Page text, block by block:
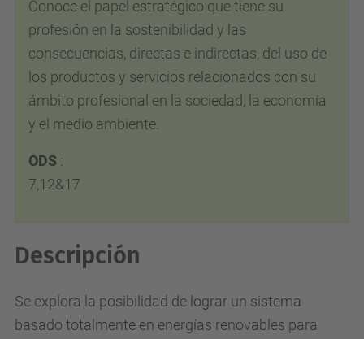
Conoce el papel estratégico que tiene su
profesión en la sostenibilidad y las
consecuencias, directas e indirectas, del uso de
los productos y servicios relacionados con su
ámbito profesional en la sociedad, la economía
y el medio ambiente.
ODS :
7,12&17
Descripción
Se explora la posibilidad de lograr un sistema
basado totalmente en energías renovables para